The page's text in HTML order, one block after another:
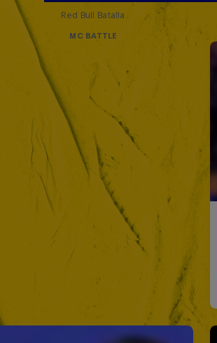
Red Bull Batalla
MC BATTLE